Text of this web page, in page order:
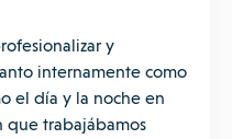
y
internamente como
el día y la noche en
que trabajábamos